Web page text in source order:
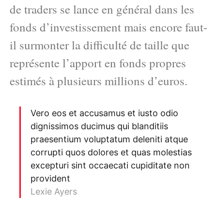
de traders se lance en général dans les
fonds d’investissement mais encore faut-
il surmonter la difficulté de taille que
représente l’apport en fonds propres
estimés à plusieurs millions d’euros.
Vero eos et accusamus et iusto odio
dignissimos ducimus qui blanditiis
praesentium voluptatum deleniti atque
corrupti quos dolores et quas molestias
excepturi sint occaecati cupiditate non
provident
Lexie Ayers